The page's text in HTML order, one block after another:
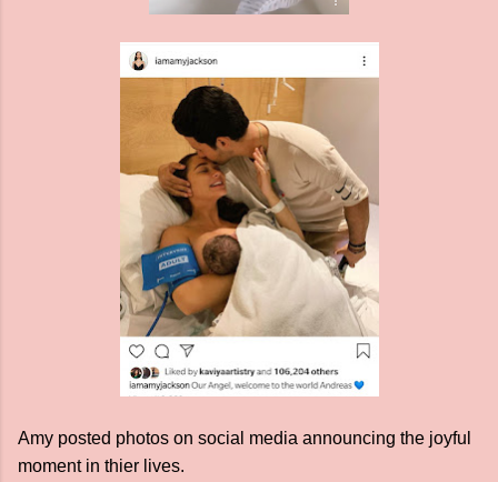
Amy posted photos on social media announcing the joyful
moment in thier lives.